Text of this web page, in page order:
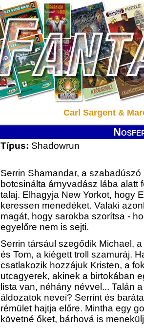
Carl Sargent &
Típus: Shadowrun
Serrin Shamandar, a
botcsinálta árnyvadász lába alatt
talaj. Elhagyja New Yorkot, hogy
keressen menedéket. Valaki
magát, hogy sarokba szorítsa -
egyelőre nem is sejti.
Serrin társául szegődik Michael,
és Tom, a kiégett troll szamuráj.
csatlakozik hozzájuk Kristen, a
utcagyerek, akinek a birtokában
lista van, néhány névvel... Talán
áldozatok nevei? Serrint és
rémület hajtja előre. Mintha egy
követné őket, bárhová is